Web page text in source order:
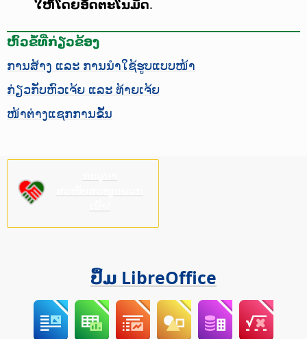
ໃຫ້ໂດຍອັດຕະໂນມັດ.
ຫົວຂໍ້ທີ່ກ່ຽວຂ້ອງ
ການສ້າງ ແລະ ການນຳໃຊ້ຮູບແບບໜ້າ
ກ່ຽວກັບຫົວເຈ້ຍ ແລະ ທ້າຍເຈ້ຍ
ໜ້າຕ່າງແຊກການຂັ້ນ
ປຶ້ມ LibreOffice